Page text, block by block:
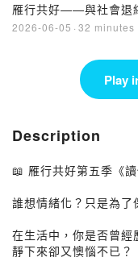
雁行共好——與社會退
2026-06-05 · 32 minutes
Play
Description
📖 雁行共好第五季《
誰想情緒化？只是為了
在生活中，你是否曾
靜下來卻又懊惱不已？